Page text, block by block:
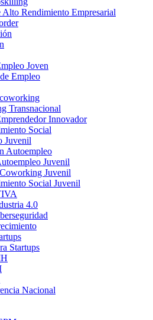
Alto Rendimiento Empresarial
Joven
Empleo
Transnacional
Innovador
Social
Juvenil
Autoempleo
Juvenil
Juvenil
Social Juvenil
4.0
Startups
Nacional